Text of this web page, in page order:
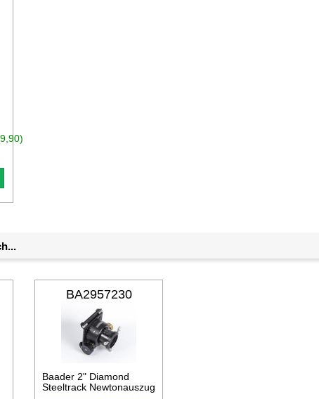
den Warenkorb
BA2957230
Baader 2" Diamond
Steeltrack Newtonauszug